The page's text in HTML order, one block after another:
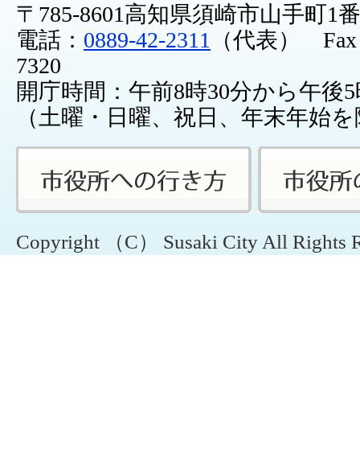
〒785-8601高知県須崎市山手町1
電話： 0889-42-2311
（代表） Fax
7320
開庁時間：午前8時30分から午後
（土曜・日曜、祝日、年末年始
Copyright （C） Susaki City All Rights